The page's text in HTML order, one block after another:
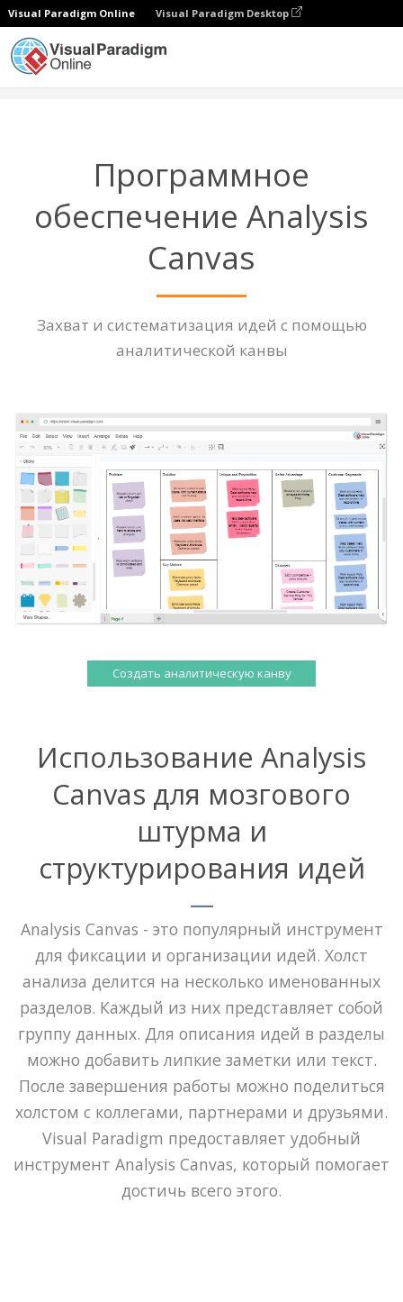
Visual Paradigm Online Visual Paradigm Desktop
Программное
обеспечение Analysis
Canvas
Захват и систематизация идей с помощью
аналитической канвы
Создать аналитическую канву
Использование Analysis
Canvas для мозгового
штурма и
структурирования идей
Analysis Canvas - это популярный инструмент
для фиксации и организации идей. Холст
анализа делится на несколько именованных
разделов. Каждый из них представляет собой
группу данных. Для описания идей в разделы
можно добавить липкие заметки или текст.
После завершения работы можно поделиться
холстом с коллегами, партнерами и друзьями.
Visual Paradigm предоставляет удобный
инструмент Analysis Canvas, который помогает
достичь всего этого.